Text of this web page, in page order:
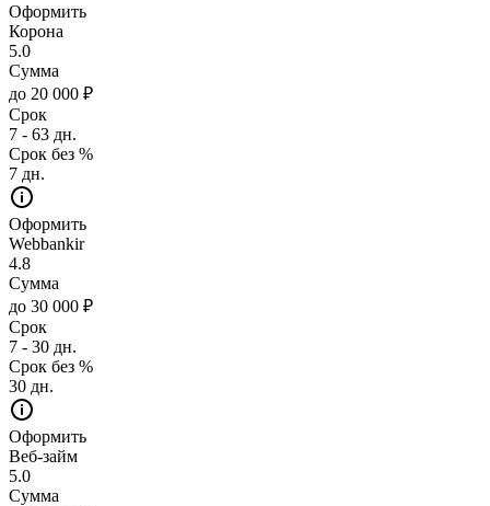
Оформить
Корона
5.0
Сумма
до 20 000 ₽
Срок
7 - 63 дн.
Срок без %
7 дн.
Оформить
Webbankir
4.8
Сумма
до 30 000 ₽
Срок
7 - 30 дн.
Срок без %
30 дн.
Оформить
Веб-займ
5.0
Сумма